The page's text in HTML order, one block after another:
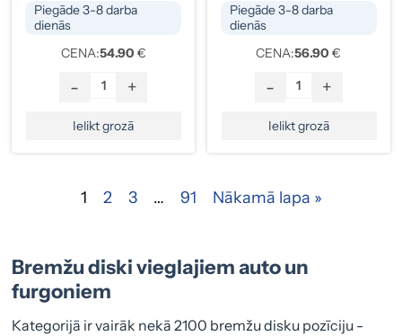
Piegāde 3-8 darba
dienās
CENA:54.90 €
- +
Ielikt grozā
Piegāde 3-8 darba
dienās
CENA:56.90 €
- +
Ielikt grozā
1 2 3 … 91 Nākamā lapa »
Bremžu diski vieglajiem auto un
furgoniem
Kategorijā ir vairāk nekā 2100 bremžu disku pozīciju -